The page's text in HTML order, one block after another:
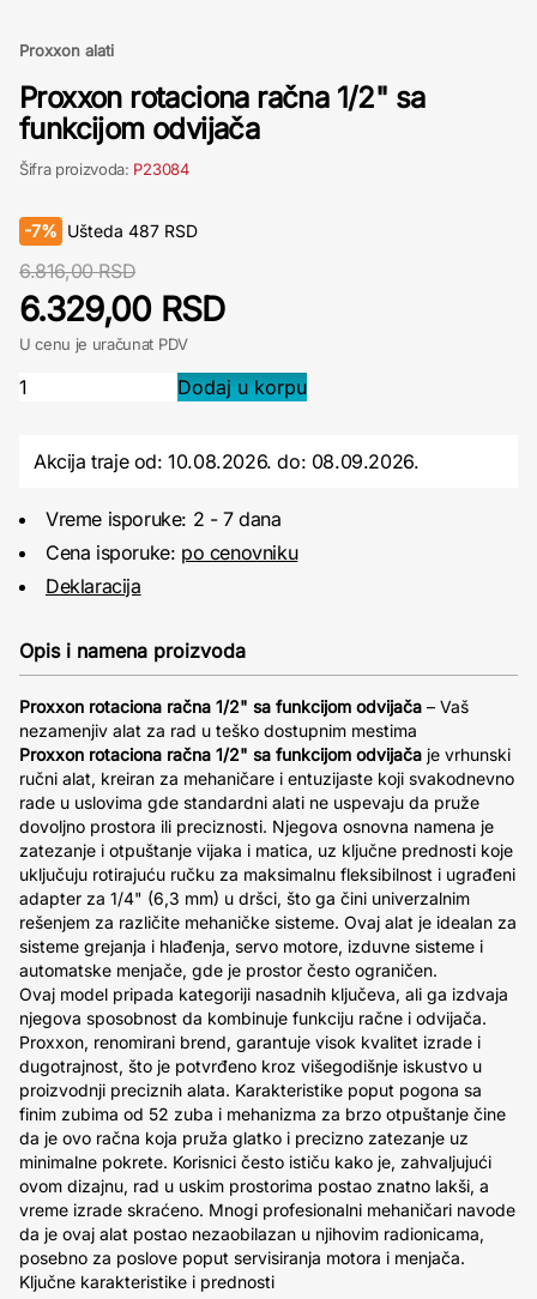
Proxxon alati
Proxxon rotaciona račna 1/2" sa
funkcijom odvijača
Šifra proizvoda: P23084
-7% Ušteda 487 RSD
6.816,00 RSD
6.329,00 RSD
U cenu je uračunat PDV
Akcija traje od: 10.08.2026.do: 08.09.2026.
Vreme isporuke: 2 - 7 dana
Cena isporuke: po cenovniku
Deklaracija
Opis i namena proizvoda
Proxxon rotaciona račna 1/2" sa funkcijom odvijača – Vaš
nezamenjiv alat za rad u teško dostupnim mestima
Proxxon rotaciona račna 1/2" sa funkcijom odvijača je vrhunski
ručni alat, kreiran za mehaničare i entuzijaste koji svakodnevno
rade u uslovima gde standardni alati ne uspevaju da pruže
dovoljno prostora ili preciznosti. Njegova osnovna namena je
zatezanje i otpuštanje vijaka i matica, uz ključne prednosti koje
uključuju rotirajuću ručku za maksimalnu fleksibilnost i ugrađeni
adapter za 1/4" (6,3 mm) u dršci, što ga čini univerzalnim
rešenjem za različite mehaničke sisteme. Ovaj alat je idealan za
sisteme grejanja i hlađenja, servo motore, izduvne sisteme i
automatske menjače, gde je prostor često ograničen.
Ovaj model pripada kategoriji nasadnih ključeva, ali ga izdvaja
njegova sposobnost da kombinuje funkciju račne i odvijača.
Proxxon, renomirani brend, garantuje visok kvalitet izrade i
dugotrajnost, što je potvrđeno kroz višegodišnje iskustvo u
proizvodnji preciznih alata. Karakteristike poput pogona sa
finim zubima od 52 zuba i mehanizma za brzo otpuštanje čine
da je ovo račna koja pruža glatko i precizno zatezanje uz
minimalne pokrete. Korisnici često ističu kako je, zahvaljujući
ovom dizajnu, rad u uskim prostorima postao znatno lakši, a
vreme izrade skraćeno. Mnogi profesionalni mehaničari navode
da je ovaj alat postao nezaobilazan u njihovim radionicama,
posebno za poslove poput servisiranja motora i menjača.
Ključne karakteristike i prednosti